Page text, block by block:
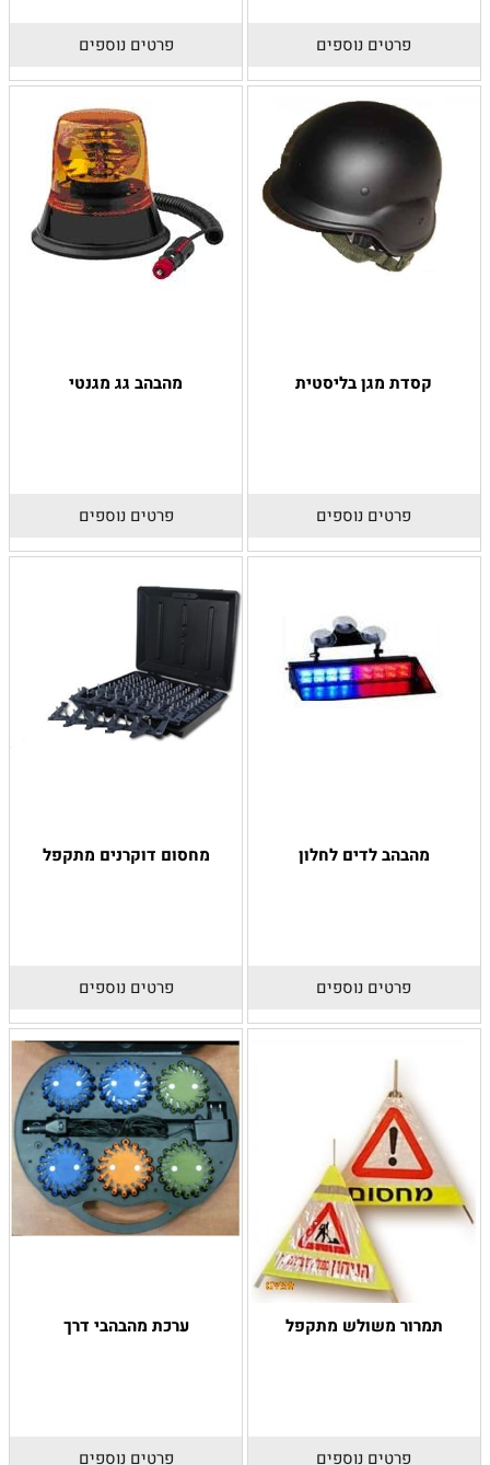
פרטים נוספים פרטים נוספים
קסדת מגן בליסטית
פרטים נוספים
מהבהב גג מגנטי
פרטים נוספים
מהבהב לדים לחלון
פרטים נוספים
מחסום דוקרנים מתקפל
פרטים נוספים
תמרור משולש מתקפל
פרטים נוספים
ערכת מהבהבי דרך
פרטים נוספים